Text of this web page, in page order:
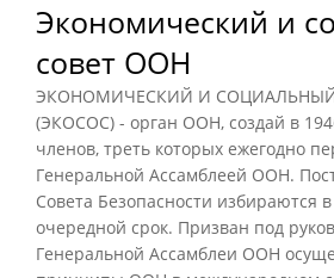
Экономический и
совет ООН
ЭКОНОМИЧЕСКИЙ И
(ЭКОСОС) - орган ООН, создай в
членов, треть которых ежегодно
Генеральной Ассамблеей ООН.
Совета Безопасности
очередной срок. Призван под
Генеральной Ассамблеи ООН